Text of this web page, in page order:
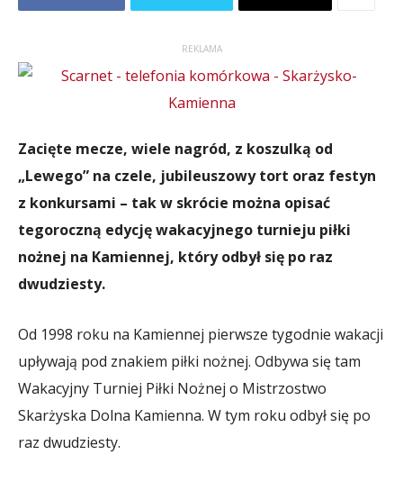
REKLAMA
Zacięte mecze, wiele nagród, z koszulką od
„Lewego” na czele, jubileuszowy tort oraz festyn
z konkursami – tak w skrócie można opisać
tegoroczną edycję wakacyjnego turnieju piłki
nożnej na Kamiennej, który odbył się po raz
dwudziesty.
Od 1998 roku na Kamiennej pierwsze tygodnie wakacji
upływają pod znakiem piłki nożnej. Odbywa się tam
Wakacyjny Turniej Piłki Nożnej o Mistrzostwo
Skarżyska Dolna Kamienna. W tym roku odbył się po
raz dwudziesty.